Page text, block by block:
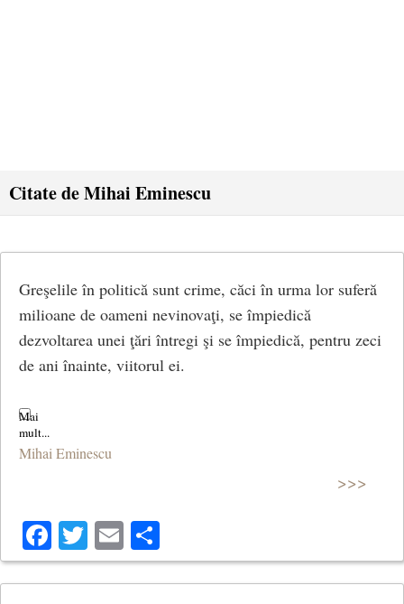
Citate de Mihai Eminescu
Greşelile în politică sunt crime, căci în urma lor suferă
milioane de oameni nevinovaţi, se împiedică
dezvoltarea unei ţări întregi şi se împiedică, pentru zeci
de ani înainte, viitorul ei.
Mihai Eminescu
>>>
Facebook
Twitter
Email